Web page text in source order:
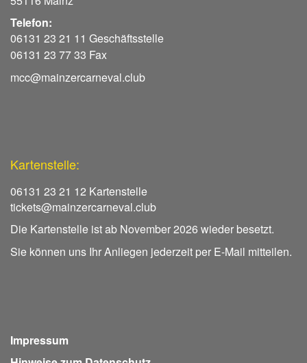
Telefon:
06131 23 21 11 Geschäftsstelle
06131 23 77 33 Fax
mcc@mainzercarneval.club
Kartenstelle:
06131 23 21 12 Kartenstelle
tickets@mainzercarneval.club
Die Kartenstelle ist ab November 2026 wieder besetzt.
Sie können uns Ihr Anliegen jederzeit per E-Mail mitteilen.
Impressum